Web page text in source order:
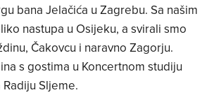
bana Jelačića u Zagrebu. Sa našim
nastupa u Osijeku, a svirali smo
Čakovcu i naravno Zagorju.
s gostima u Koncertnom studiju
Sljeme.